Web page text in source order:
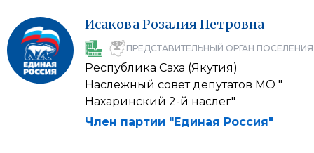
ИсаковаРозалияПетровна
ПРЕДСТАВИТЕЛЬНЫЙ ОРГАН ПОСЕЛЕНИЯ
Республика Саха (Якутия)
Наслежный совет депутатов МО "
Нахаринский 2-й наслег"
Член партии "Единая Россия"